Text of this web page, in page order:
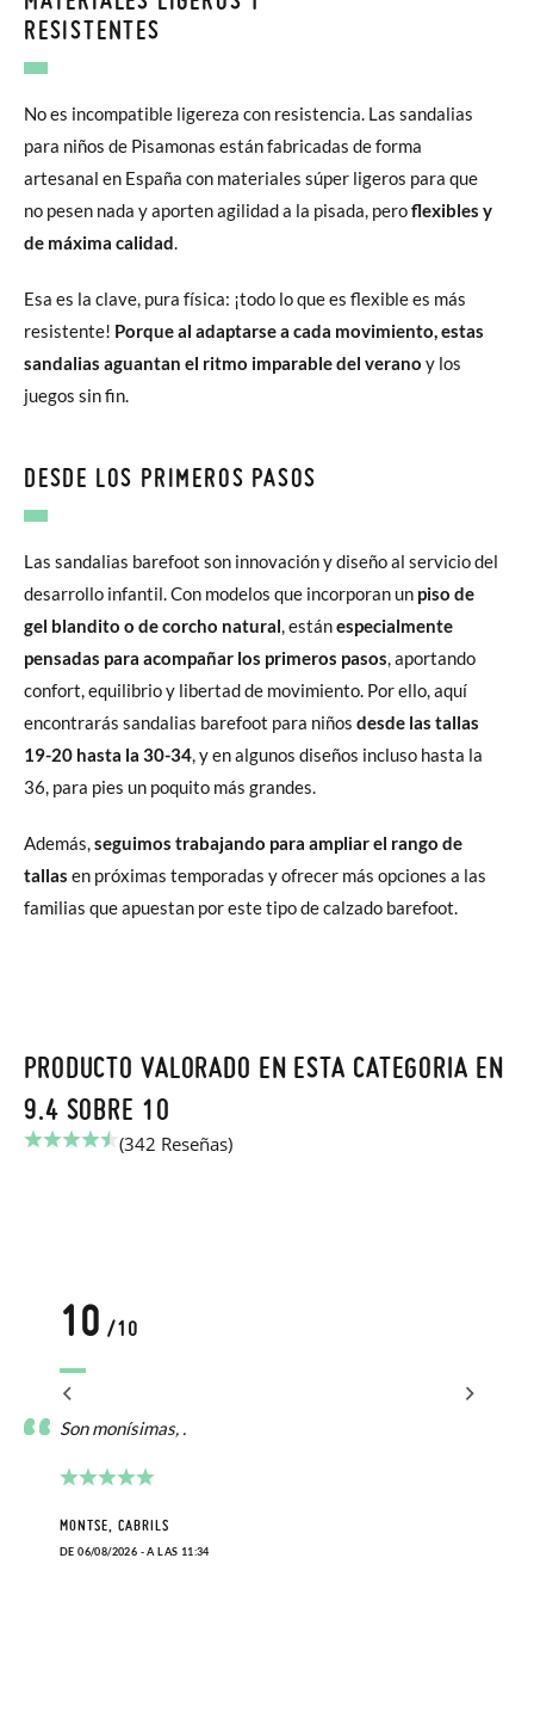
RESISTENTES
No es incompatible ligereza con resistencia. Las sandalias
para niños de Pisamonas están fabricadas de forma
artesanal en España con materiales súper ligeros para que
no pesen nada y aporten agilidad a la pisada, peroflexibles y
de máxima calidad.
Esa es la clave, pura física: ¡todo lo que es flexible es más
resistente! Porque al adaptarse a cada movimiento, estas
sandalias aguantan el ritmo imparable del verano y los
juegos sin fin.
DESDE LOS PRIMEROS PASOS
Las sandalias barefoot son innovación y diseño al servicio del
desarrollo infantil. Con modelos que incorporan un piso de
gel blandito o de corcho natural, estánespecialmente
pensadas para acompañar los primeros pasos, aportando
confort, equilibrio y libertad de movimiento. Por ello, aquí
encontrarás sandalias barefoot para niños desde las tallas
19-20 hasta la 30-34, y en algunos diseños incluso hasta la
36, para pies un poquito más grandes.
Además,seguimos trabajando para ampliar el rango de
tallas en próximas temporadas y ofrecer más opciones a las
familias que apuestan por este tipo de calzado barefoot.
PRODUCTO VALORADO EN ESTA CATEGORIA EN
9.4 SOBRE 10
(342 Reseñas)
10 /10
Son monísimas, .
MONTSE, CABRILS
DE 06/08/2026 - A LAS 11:34